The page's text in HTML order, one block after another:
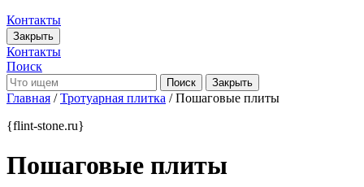
Контакты
Закрыть
Контакты
Поиск
Закрыть
Главная /Тротуарная плитка / Пошаговые плиты
{flint-stone.ru}
Пошаговые плиты